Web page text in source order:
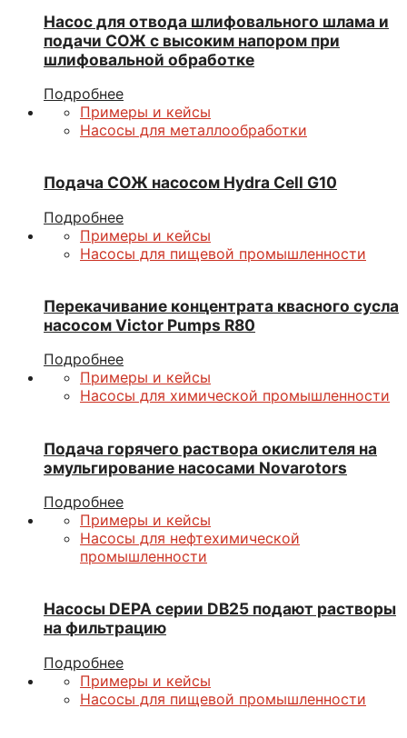
Насос для отвода шлифовального шлама и
подачи СОЖ с высоким напором при
шлифовальной обработке
Подробнее
Примеры и кейсы
Насосы для металлообработки
Подача СОЖ насосом Hydra Cell G10
Подробнее
Примеры и кейсы
Насосы для пищевой промышленности
Перекачивание концентрата квасного сусла
насосом Victor Pumps R80
Подробнее
Примеры и кейсы
Насосы для химической промышленности
Подача горячего раствора окислителя на
эмульгирование насосами Novarotors
Подробнее
Примеры и кейсы
Насосы для нефтехимической
промышленности
Насосы DEPA серии DB25 подают растворы
на фильтрацию
Подробнее
Примеры и кейсы
Насосы для пищевой промышленности